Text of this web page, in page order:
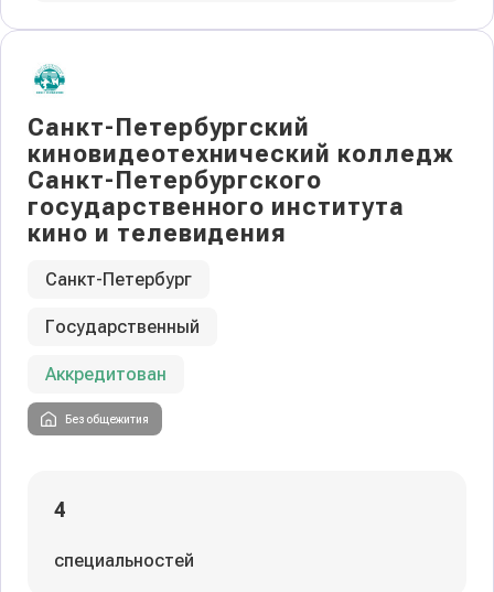
Санкт-Петербургский
киновидеотехнический колледж
Санкт-Петербургского
государственного института
кино и телевидения
Санкт-Петербург
Государственный
Аккредитован
Без общежития
4
специальностей